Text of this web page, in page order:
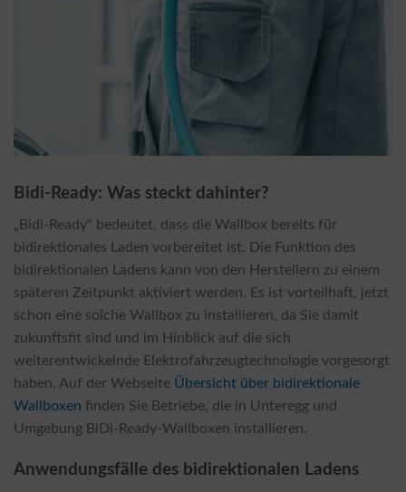
Bidi-Ready: Was steckt dahinter?
„Bidi-Ready“ bedeutet, dass die Wallbox bereits für
bidirektionales Laden vorbereitet ist. Die Funktion des
bidirektionalen Ladens kann von den Herstellern zu einem
späteren Zeitpunkt aktiviert werden. Es ist vorteilhaft, jetzt
schon eine solche Wallbox zu installieren, da Sie damit
zukunftsfit sind und im Hinblick auf die sich
weiterentwickelnde Elektrofahrzeugtechnologie vorgesorgt
haben. Auf der Webseite Übersicht über bidirektionale
Wallboxen finden Sie Betriebe, die in Unteregg und
Umgebung BiDi-Ready-Wallboxen installieren.
Anwendungsfälle des bidirektionalen Ladens